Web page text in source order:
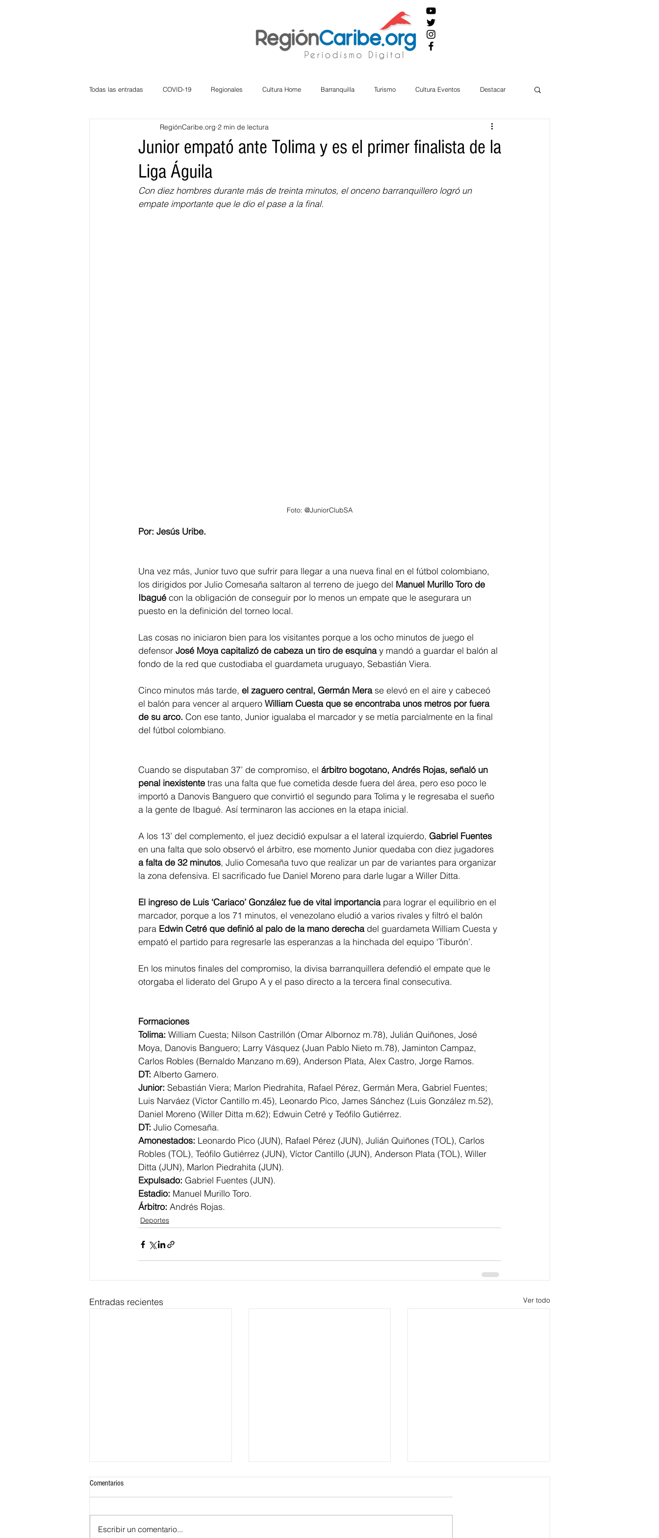
Todas las entradas COVID-19 Regionales Cultura Home Barranquilla Turismo Cultura Eventos Destacar
Atlántico La Guajira Cesar
Bloggeros Hermanos Mayores
Educación BID BIENESTAR AMBIENTAL
Junior empató ante Tolima y es el primer finalista de la
Liga Águila
RegiónCaribe.org 2 min de lectura
Con diez hombres durante más de treinta minutos, el onceno barranquillero logró un
empate importante que le dio el pase a la final.
Foto: @JuniorClubSA
Por: Jesús Uribe.
Una vez más, Junior tuvo que sufrir para llegar a una nueva final en el fútbol colombiano,
los dirigidos por Julio Comesaña saltaron al terreno de juego del Manuel Murillo Toro de
Ibagué con la obligación de conseguir por lo menos un empate que le asegurara un
puesto en la definición del torneo local.
Las cosas no iniciaron bien para los visitantes porque a los ocho minutos de juego el
defensor José Moya capitalizó de cabeza un tiro de esquina y mandó a guardar el balón al
fondo de la red que custodiaba el guardameta uruguayo, Sebastián Viera.
Cinco minutos más tarde, el zaguero central, Germán Mera se elevó en el aire y cabeceó
el balón para vencer al arquero William Cuesta que se encontraba unos metros por fuera
de su arco. Con ese tanto, Junior igualaba el marcador y se metía parcialmente en la final
del fútbol colombiano.
Cuando se disputaban 37’ de compromiso, el árbitro bogotano, Andrés Rojas, señaló un
penal inexistente tras una falta que fue cometida desde fuera del área, pero eso poco le
importó a Danovis Banguero que convirtió el segundo para Tolima y le regresaba el sueño
a la gente de Ibagué. Así terminaron las acciones en la etapa inicial.
A los 13’ del complemento, el juez decidió expulsar a el lateral izquierdo, Gabriel Fuentes
en una falta que solo observó el árbitro, ese momento Junior quedaba con diez jugadores
a falta de 32 minutos, Julio Comesaña tuvo que realizar un par de variantes para organizar
la zona defensiva. El sacrificado fue Daniel Moreno para darle lugar a Willer Ditta.
El ingreso de Luis ‘Cariaco’ González fue de vital importancia para lograr el equilibrio en el
marcador, porque a los 71 minutos, el venezolano eludió a varios rivales y filtró el balón
para Edwin Cetré que definió al palo de la mano derecha del guardameta William Cuesta y
empató el partido para regresarle las esperanzas a la hinchada del equipo ‘Tiburón’.
En los minutos finales del compromiso, la divisa barranquillera defendió el empate que le
otorgaba el liderato del Grupo A y el paso directo a la tercera final consecutiva.
Formaciones
Tolima: William Cuesta; Nilson Castrillón (Omar Albornoz m.78), Julián Quiñones, José
Moya, Danovis Banguero; Larry Vásquez (Juan Pablo Nieto m.78), Jaminton Campaz,
Carlos Robles (Bernaldo Manzano m.69), Anderson Plata, Alex Castro, Jorge Ramos.
DT: Alberto Gamero.
Junior: Sebastián Viera; Marlon Piedrahita, Rafael Pérez, Germán Mera, Gabriel Fuentes;
Luis Narváez (Víctor Cantillo m.45), Leonardo Pico, James Sánchez (Luis González m.52),
Daniel Moreno (Willer Ditta m.62); Edwuin Cetré y Teófilo Gutiérrez.
DT: Julio Comesaña.
Amonestados: Leonardo Pico (JUN), Rafael Pérez (JUN), Julián Quiñones (TOL), Carlos
Robles (TOL), Teófilo Gutiérrez (JUN), Víctor Cantillo (JUN), Anderson Plata (TOL), Willer
Ditta (JUN), Marlon Piedrahita (JUN).
Expulsado: Gabriel Fuentes (JUN).
Estadio: Manuel Murillo Toro.
Árbitro: Andrés Rojas.
Deportes
Entradas recientes Ver todo
Comentarios
Escribir un comentario...